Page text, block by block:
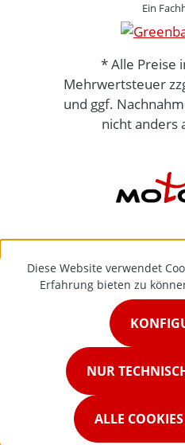
Ein
* Alle Preise
Mehrwertsteuer
und ggf.
nicht anders
Diese Website verwendet
Erfahrung bieten zu
NUR
ALLE